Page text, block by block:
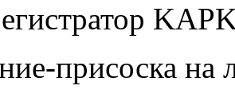
присоска на